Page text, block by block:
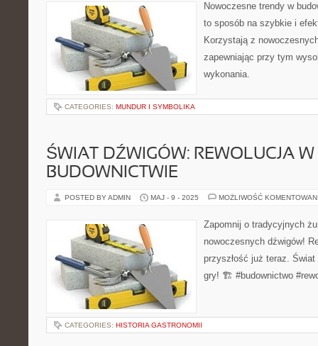
Nowoczesne trendy w
to sposób na szybkie i
Korzystają z
zapewniając przy tym
wykonania.
CATEGORIES: MUNDUR I SYMBOLIKA
ŚWIAT DŹWIGÓW: REWOLUCJA W
BUDOWNICTWIE
POSTED BY ADMIN MAJ - 9 - 2025 MOŻLIWOŚĆ
Zapomnij o tradycyjnych
nowoczesnych dźwigów!
przyszłość już teraz.
gry! 🏗️ #budownictwo
CATEGORIES: HISTORIA GASTRONOMII